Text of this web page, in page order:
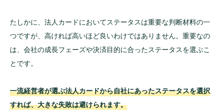
たしかに、法人カードにおいてステータスは重要な判断材料の一
つですが、高ければ高いほど良いわけではありません。重要なの
は、会社の成長フェーズや決済目的に合ったステータスを選ぶこ
とです。
一流経営者が選ぶ法人カードから自社にあったステータスを選択
すれば、大きな失敗は避けられます。